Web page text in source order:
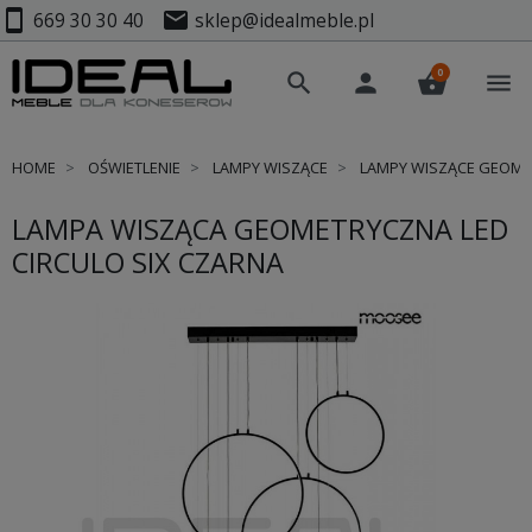
smartphone 669 30 30 40 mail sklep@idealmeble.pl
search person shopping_basket
0 menu
HOME OŚWIETLENIE LAMPY WISZĄCE LAMPY WISZĄCE
LAMPA WISZĄCA GEOMETRYCZNA LED
CIRCULO SIX CZARNA